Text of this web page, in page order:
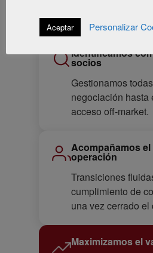
rigurosos.
Identificamos
socios
Gestionamos
negociación hasta
acceso off-market.
Acompañamos
operación
Transiciones
cumplimiento de
una vez cerrado el
Maximizamos el
Aceptar Personalizar